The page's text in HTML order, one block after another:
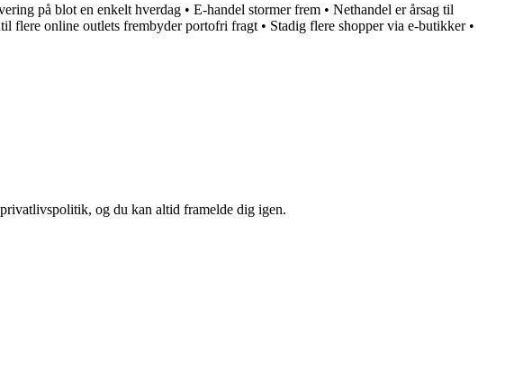
på blot en enkelt hverdag • E-handel stormer frem • Nethandel er årsag til
flere online outlets frembyder portofri fragt • Stadig flere shopper via e-butikker•
og du kan altid framelde dig igen.